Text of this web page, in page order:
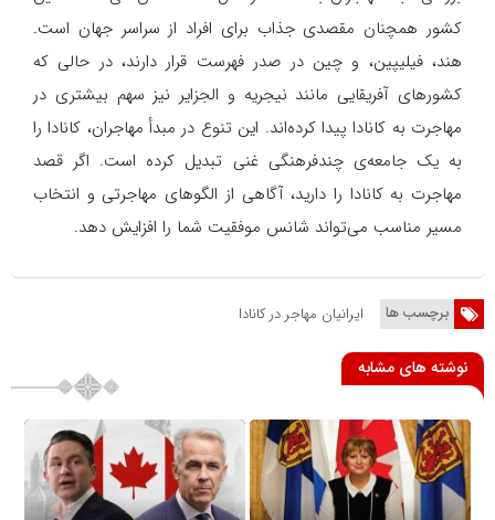
کشور همچنان مقصدی جذاب برای افراد از سراسر جهان است.
هند، فیلیپین، و چین در صدر فهرست قرار دارند، در حالی که
کشورهای آفریقایی مانند نیجریه و الجزایر نیز سهم بیشتری در
مهاجرت به کانادا پیدا کرده‌اند. این تنوع در مبدأ مهاجران، کانادا را
به یک جامعه‌ی چندفرهنگی غنی تبدیل کرده است. اگر قصد
مهاجرت به کانادا را دارید، آگاهی از الگوهای مهاجرتی و انتخاب
مسیر مناسب می‌تواند شانس موفقیت شما را افزایش دهد.
برچسب ها ایرانیان مهاجر در کانادا
نوشته های مشابه